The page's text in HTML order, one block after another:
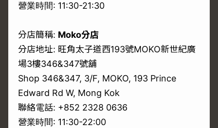
營業時間: 11:30-21:30
分店簡稱: Moko分店
分店地址: 旺角太子道西193號MOKO新世紀廣
場3樓346&347號舖
Shop 346&347, 3/F, MOKO, 193 Prince
Edward Rd W, Mong Kok
聯絡電話: +852 2328 0636
營業時間: 11:30-22:00